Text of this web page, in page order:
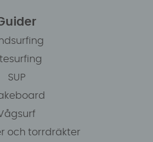
SUP
och torrdräkter